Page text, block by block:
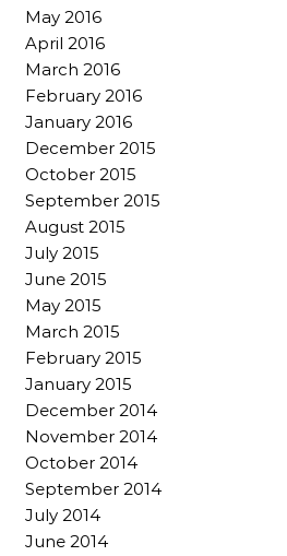
May 2016
April 2016
March 2016
February 2016
January 2016
December 2015
October 2015
September 2015
August 2015
July 2015
June 2015
May 2015
March 2015
February 2015
January 2015
December 2014
November 2014
October 2014
September 2014
July 2014
June 2014